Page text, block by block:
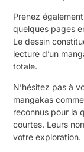
Prenez
quelques pages
Le dessin
lecture d’un
totale.
N’hésitez pas à
mangakas
reconnus pour la
courtes. Leurs
votre exploration.